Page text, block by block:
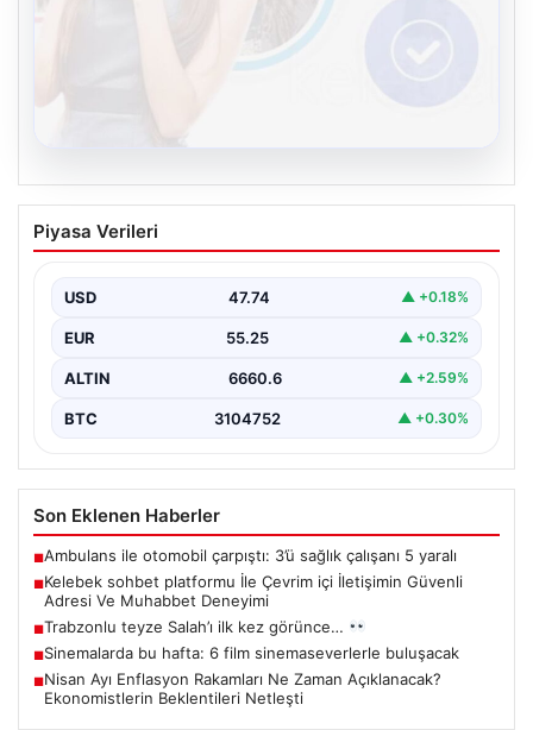
Kelebek sohbet platformu İle Çevrim içi
İletişimin Güvenli Adresi Ve Muhabbet
İnternet dünyasında kullanıcıların güvenli bir biçimde
çeşitli…
Piyasa Verileri
USD 47.74 ▲ +0.18%
EUR 55.25 ▲ +0.32%
ALTIN 6660.6 ▲ +2.59%
BTC 3104752 ▲ +0.30%
Son Eklenen Haberler
■Ambulans ile otomobil çarpıştı: 3’ü sağlık çalışanı 5 yaralı
■Kelebek sohbet platformu İle Çevrim içi İletişimin Güvenli
Adresi Ve Muhabbet Deneyimi
■Trabzonlu teyze Salah’ı ilk kez görünce…
■Sinemalarda bu hafta: 6 film sinemaseverlerle buluşacak
■Nisan Ayı Enflasyon Rakamları Ne Zaman Açıklanacak?
Ekonomistlerin Beklentileri Netleşti